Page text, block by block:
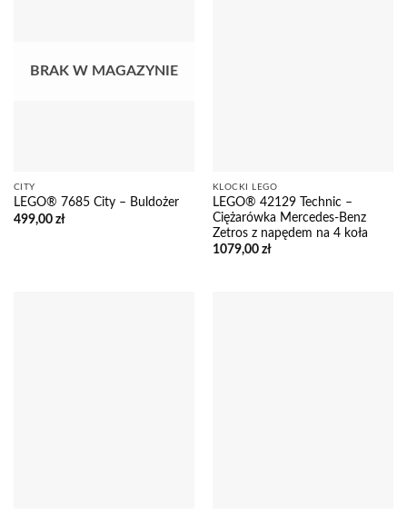
BRAK W MAGAZYNIE
CITY
LEGO® 7685 City – Buldożer
499,00 zł
KLOCKI LEGO
LEGO® 42129 Technic –
Ciężarówka Mercedes-Benz
Zetros z napędem na 4 koła
1079,00 zł